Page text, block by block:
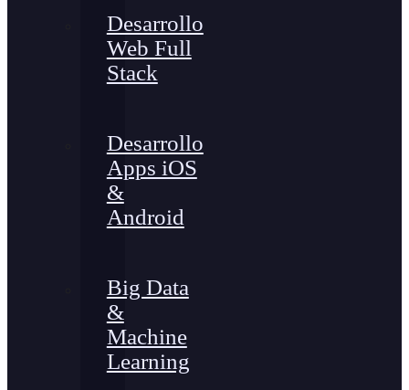
Desarrollo
Web Full
Stack
Desarrollo
Apps iOS
&
Android
Big Data
&
Machine
Learning